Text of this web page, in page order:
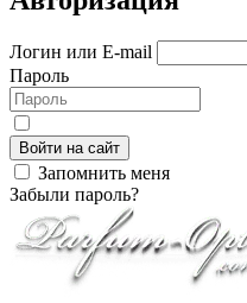
Логин или E-mail
Пароль
Войти на сайт
Запомнить меня
Забыли пароль?